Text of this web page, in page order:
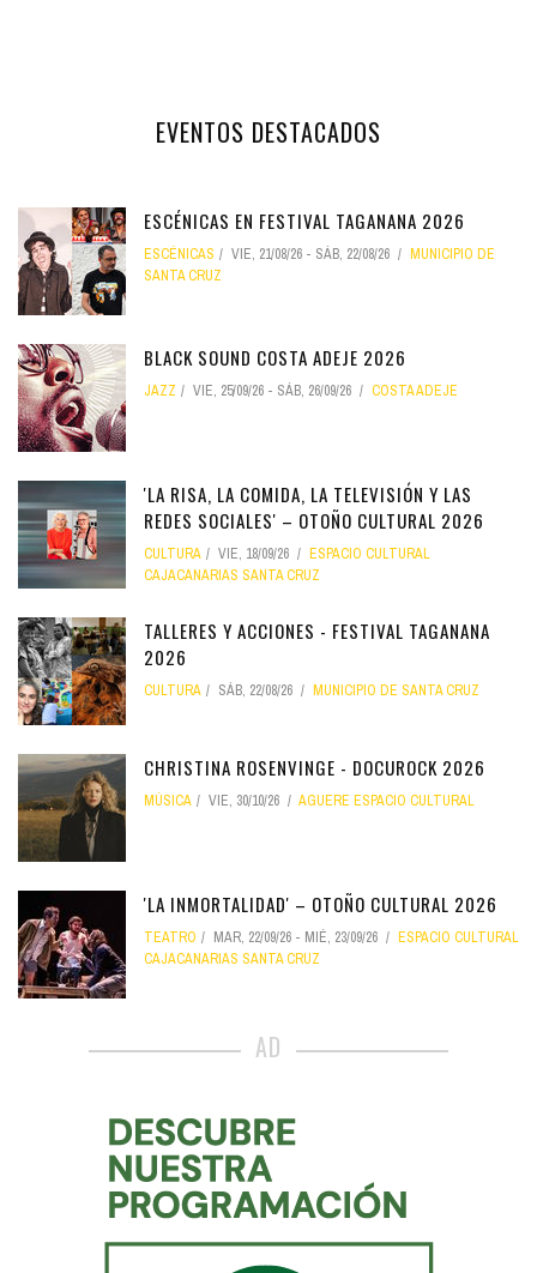
EVENTOS DESTACADOS
ESCÉNICAS EN FESTIVAL TAGANANA 2026
ESCÉNICAS VIE, 21/08/26 - SÁB, 22/08/26
MUNICIPIO DE
SANTA CRUZ
BLACK SOUND COSTA ADEJE 2026
JAZZ VIE, 25/09/26 - SÁB, 26/09/26 COSTA ADEJE
'LA RISA, LA COMIDA, LA TELEVISIÓN Y LAS
REDES SOCIALES' – OTOÑO CULTURAL 2026
CULTURA VIE, 18/09/26
ESPACIO CULTURAL
CAJACANARIAS SANTA CRUZ
TALLERES Y ACCIONES - FESTIVAL TAGANANA
2026
CULTURA SÁB, 22/08/26 MUNICIPIO DE SANTA CRUZ
CHRISTINA ROSENVINGE - DOCUROCK 2026
MÚSICA VIE, 30/10/26 AGUERE ESPACIO CULTURAL
'LA INMORTALIDAD' – OTOÑO CULTURAL 2026
TEATRO MAR, 22/09/26 - MIÉ, 23/09/26
ESPACIO CULTURAL
CAJACANARIAS SANTA CRUZ
AD